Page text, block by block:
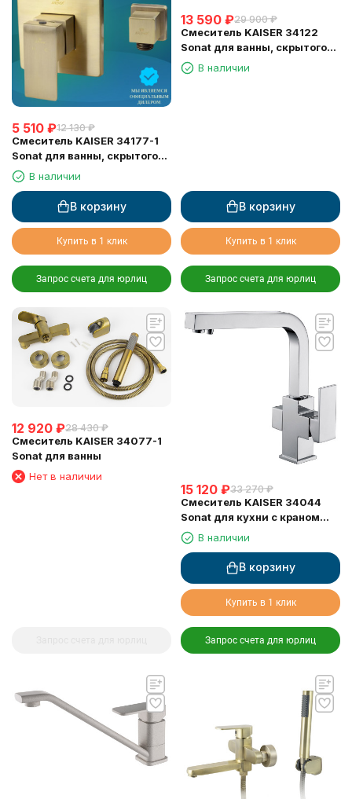
5 510 ₽12 130 ₽
Смеситель KAISER 34177-1
Sonat для ванны, скрытого
монтажа
В наличии
В корзину
Купить в 1 клик
Запрос счета для юрлиц
13 590 ₽29 900 ₽
Смеситель KAISER 34122
Sonat для ванны, скрытого
монтажа
В наличии
В корзину
Купить в 1 клик
Запрос счета для юрлиц
12 920 ₽28 430 ₽
Смеситель KAISER 34077-1
Sonat для ванны
Нет в наличии
15 120 ₽33 270 ₽
Смеситель KAISER 34044
Sonat для кухни с краном
для питьевой воды (кран-
букса 6134)
В наличии
В корзину
Купить в 1 клик
Запрос счета для юрлиц